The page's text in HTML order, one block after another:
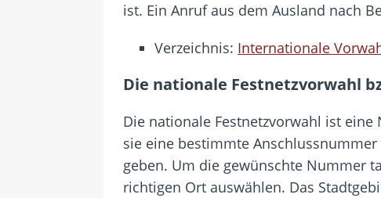
ist. Ein Anruf aus dem Ausland nach
Verzeichnis: Internationale
Die nationale Festnetzvorwahl
Die nationale Festnetzvorwahl ist
sie eine bestimmte
geben. Um die gewünschte Nummer
richtigen Ort auswählen. Das